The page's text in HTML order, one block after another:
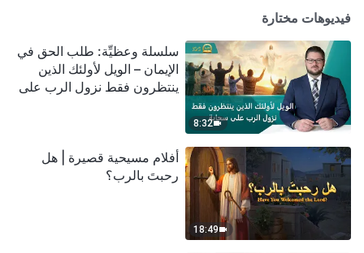
فيديوهات مختارة
8:32
سلسلة وعظيِّة: طلب الحق في
الإيمان – الويل لأولئك الذين
ينتظرون فقط نزول الرب على
18:49
أفلام مسيحية قصيرة | هل
رحبتَ بالرب؟